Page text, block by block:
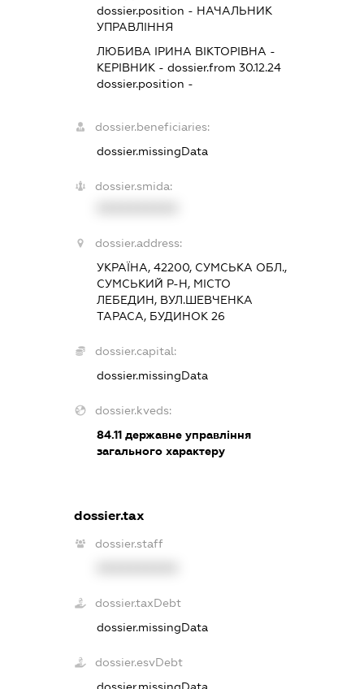
dossier.position - НАЧАЛЬНИК
УПРАВЛІННЯ
ЛЮБИВА ІРИНА ВІКТОРІВНА -
КЕРІВНИК- dossier.from 30.12.24
dossier.position -
dossier.beneficiaries:
dossier.missingData
dossier.smida:
dossier.address:
УКРАЇНА, 42200, СУМСЬКА ОБЛ.,
СУМСЬКИЙ Р-Н, МІСТО
ЛЕБЕДИН, ВУЛ.ШЕВЧЕНКА
ТАРАСА, БУДИНОК 26
dossier.capital:
dossier.missingData
dossier.kveds:
84.11державне управління
загального характеру
dossier.tax
dossier.staff
dossier.taxDebt
dossier.missingData
dossier.esvDebt
dossier.missingData